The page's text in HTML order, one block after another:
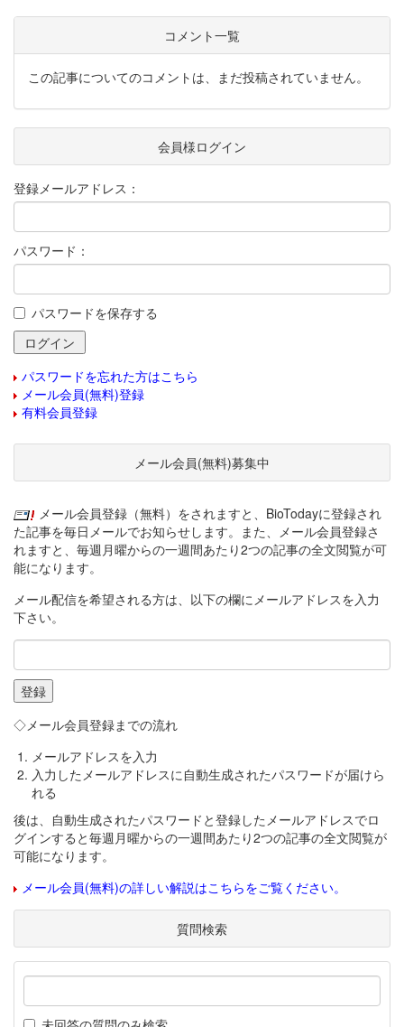
コメント一覧
この記事についてのコメントは、まだ投稿されていません。
会員様ログイン
登録メールアドレス：
パスワード：
パスワードを保存する
パスワードを忘れた方はこちら
メール会員(無料)登録
有料会員登録
メール会員(無料)募集中
メール会員登録（無料）をされますと、BioTodayに登録され
た記事を毎日メールでお知らせします。また、メール会員登録さ
れますと、毎週月曜からの一週間あたり2つの記事の全文閲覧が可
能になります。
メール配信を希望される方は、以下の欄にメールアドレスを入力
下さい。
◇メール会員登録までの流れ
メールアドレスを入力
入力したメールアドレスに自動生成されたパスワードが届けら
れる
後は、自動生成されたパスワードと登録したメールアドレスでロ
グインすると毎週月曜からの一週間あたり2つの記事の全文閲覧が
可能になります。
メール会員(無料)の詳しい解説はこちらをご覧ください。
質問検索